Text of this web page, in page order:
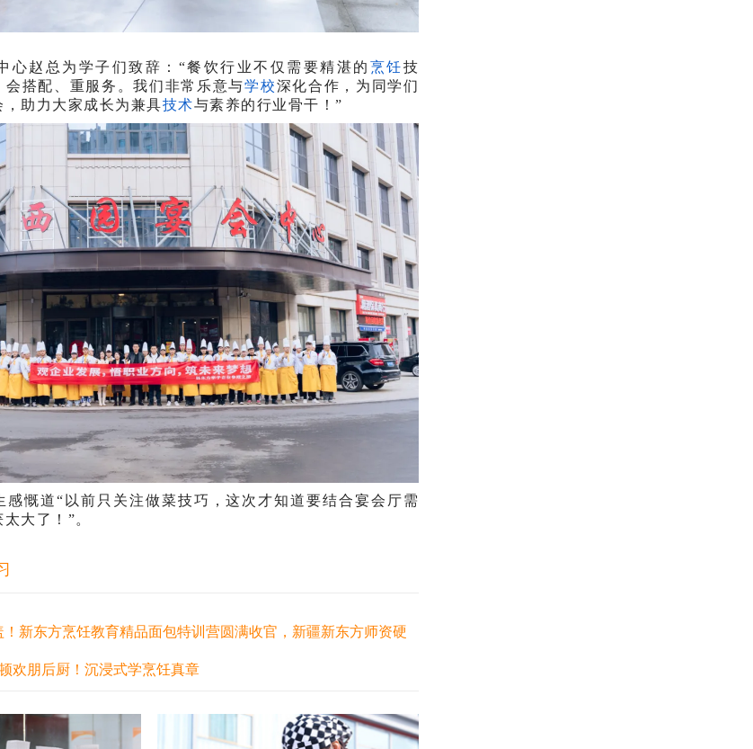
心赵总为学子们致辞：“餐饮行业不仅需要精湛的 烹饪技
会搭配、重服务。我们非常乐意与学校深化合作，为同学们
助力大家成长为兼具技术与素养的行业骨干！”
感慨道“以前只关注做菜技巧，这次才知道要结合宴会厅需
大了！”。
新东方烹饪教育精品面包特训营圆满收官，新疆新东方师资硬
欢朋后厨！沉浸式学烹饪真章